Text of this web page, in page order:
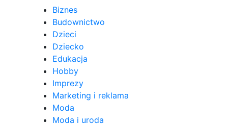
Biznes
Budownictwo
Dzieci
Dziecko
Edukacja
Hobby
Imprezy
Marketing i reklama
Moda
Moda i uroda